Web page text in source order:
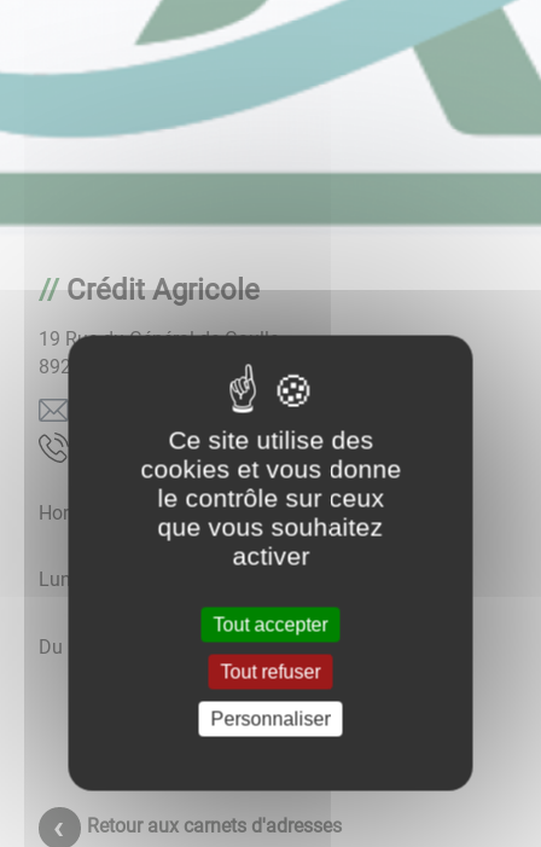
Crédit Agricole
19 Rue du Général de Gaulle
89270
rf.bc-ac@notnemrev
72.41.18.68.30
Horaires d'ouverture:
Lundi: fermé
Du mardi au samedi: 9h30 à 12h30.
Retour aux carnets d'adresses
Ce site utilise des
cookies et vous donne
le contrôle sur ceux
que vous souhaitez
activer
Tout accepter
Tout refuser
Personnaliser